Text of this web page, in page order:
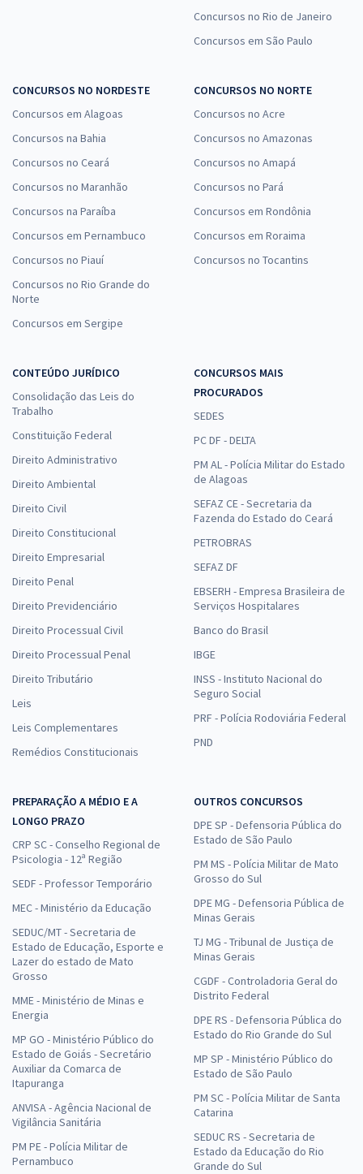
Concursos no Rio de Janeiro
Concursos em São Paulo
CONCURSOS NO NORDESTE
Concursos em Alagoas
Concursos na Bahia
Concursos no Ceará
Concursos no Maranhão
Concursos na Paraíba
Concursos em Pernambuco
Concursos no Piauí
Concursos no Rio Grande do
Norte
Concursos em Sergipe
CONCURSOS NO NORTE
Concursos no Acre
Concursos no Amazonas
Concursos no Amapá
Concursos no Pará
Concursos em Rondônia
Concursos em Roraima
Concursos no Tocantins
CONTEÚDO JURÍDICO
Consolidação das Leis do
Trabalho
Constituição Federal
Direito Administrativo
Direito Ambiental
Direito Civil
Direito Constitucional
Direito Empresarial
Direito Penal
Direito Previdenciário
Direito Processual Civil
Direito Processual Penal
Direito Tributário
Leis
Leis Complementares
Remédios Constitucionais
CONCURSOS MAIS
PROCURADOS
SEDES
PC DF - DELTA
PM AL - Polícia Militar do Estado
de Alagoas
SEFAZ CE - Secretaria da
Fazenda do Estado do Ceará
PETROBRAS
SEFAZ DF
EBSERH - Empresa Brasileira de
Serviços Hospitalares
Banco do Brasil
IBGE
INSS - Instituto Nacional do
Seguro Social
PRF - Polícia Rodoviária Federal
PND
PREPARAÇÃO A MÉDIO E A
LONGO PRAZO
CRP SC - Conselho Regional de
Psicologia - 12ª Região
SEDF - Professor Temporário
MEC - Ministério da Educação
SEDUC/MT - Secretaria de
Estado de Educação, Esporte e
Lazer do estado de Mato
Grosso
MME - Ministério de Minas e
Energia
MP GO - Ministério Público do
Estado de Goiás - Secretário
Auxiliar da Comarca de
Itapuranga
ANVISA - Agência Nacional de
Vigilância Sanitária
PM PE - Polícia Militar de
Pernambuco
OUTROS CONCURSOS
DPE SP - Defensoria Pública do
Estado de São Paulo
PM MS - Polícia Militar de Mato
Grosso do Sul
DPE MG - Defensoria Pública de
Minas Gerais
TJ MG - Tribunal de Justiça de
Minas Gerais
CGDF - Controladoria Geral do
Distrito Federal
DPE RS - Defensoria Pública do
Estado do Rio Grande do Sul
MP SP - Ministério Público do
Estado de São Paulo
PM SC - Polícia Militar de Santa
Catarina
SEDUC RS - Secretaria de
Estado da Educação do Rio
Grande do Sul